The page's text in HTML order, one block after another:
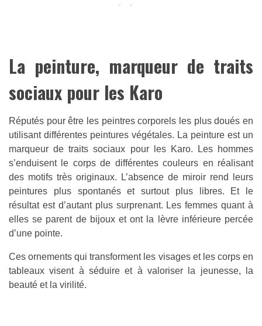
La peinture, marqueur de traits
sociaux pour les Karo
Réputés pour être les peintres corporels les plus doués en
utilisant différentes peintures végétales. La peinture est un
marqueur de traits sociaux pour les Karo. Les hommes
s’enduisent le corps de différentes couleurs en réalisant
des motifs très originaux. L’absence de miroir rend leurs
peintures plus spontanés et surtout plus libres. Et le
résultat est d’autant plus surprenant. Les femmes quant à
elles se parent de bijoux et ont la lèvre inférieure percée
d’une pointe.
Ces ornements qui transforment les visages et les corps en
tableaux visent à séduire et à valoriser la jeunesse, la
beauté et la virilité.